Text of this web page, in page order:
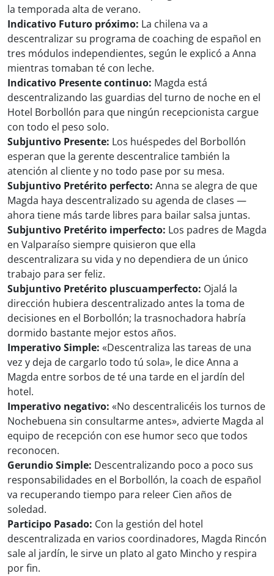
la temporada alta de verano.
Indicativo Futuro próximo: La chilena va a
descentralizar su programa de coaching de español en
tres módulos independientes, según le explicó a Anna
mientras tomaban té con leche.
Indicativo Presente continuo: Magda está
descentralizando las guardias del turno de noche en el
Hotel Borbollón para que ningún recepcionista cargue
con todo el peso solo.
Subjuntivo Presente: Los huéspedes del Borbollón
esperan que la gerente descentralice también la
atención al cliente y no todo pase por su mesa.
Subjuntivo Pretérito perfecto: Anna se alegra de que
Magda haya descentralizado su agenda de clases —
ahora tiene más tarde libres para bailar salsa juntas.
Subjuntivo Pretérito imperfecto: Los padres de Magda
en Valparaíso siempre quisieron que ella
descentralizara su vida y no dependiera de un único
trabajo para ser feliz.
Subjuntivo Pretérito pluscuamperfecto: Ojalá la
dirección hubiera descentralizado antes la toma de
decisiones en el Borbollón; la trasnochadora habría
dormido bastante mejor estos años.
Imperativo Simple: «Descentraliza las tareas de una
vez y deja de cargarlo todo tú sola», le dice Anna a
Magda entre sorbos de té una tarde en el jardín del
hotel.
Imperativo negativo: «No descentralicéis los turnos de
Nochebuena sin consultarme antes», advierte Magda al
equipo de recepción con ese humor seco que todos
reconocen.
Gerundio Simple: Descentralizando poco a poco sus
responsabilidades en el Borbollón, la coach de español
va recuperando tiempo para releer Cien años de
soledad.
Participo Pasado: Con la gestión del hotel
descentralizada en varios coordinadores, Magda Rincón
sale al jardín, le sirve un plato al gato Mincho y respira
por fin.